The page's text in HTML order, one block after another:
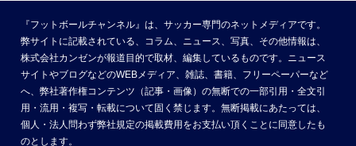
『フットボールチャンネル』は、サッカー専門のネットメディアです。
弊サイトに記載されている、コラム、ニュース、写真、その他情報は、
株式会社カンゼンが報道目的で取材、編集しているものです。ニュース
サイトやブログなどのWEBメディア、雑誌、書籍、フリーペーパーなど
へ、弊社著作権コンテンツ（記事・画像）の無断での一部引用・全文引
用・流用・複写・転載について固く禁じます。無断掲載にあたっては、
個人・法人問わず弊社規定の掲載費用をお支払い頂くことに同意したも
のとします。